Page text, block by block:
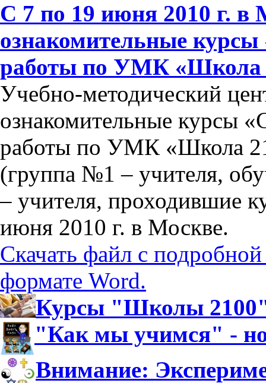
С 7 по 19 июня 2010 г. в
ознакомительные курсы
работы по УМК «Школа
Учебно-методический
ознакомительные курсы
работы по УМК «Школа
(группа №1 – учителя,
– учителя, проходившие
июня 2010 г. в Москве.
Скачать файл с
формате Word.
Курсы "Школы
"Как мы учимся" -
Внимание: